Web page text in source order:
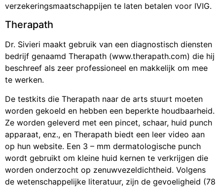
verzekeringsmaatschappijen te laten betalen voor IVIG.
Therapath
Dr. Sivieri maakt gebruik van een diagnostisch diensten
bedrijf genaamd Therapath (www.therapath.com) die hij
beschreef als zeer professioneel en makkelijk om mee
te werken.
De testkits die Therapath naar de arts stuurt moeten
worden gekoeld en hebben een beperkte houdbaarheid.
Ze worden geleverd met een pincet, schaar, huid punch
apparaat, enz., en Therapath biedt een leer video aan
op hun website. Een 3 – mm dermatologische punch
wordt gebruikt om kleine huid kernen te verkrijgen die
worden onderzocht op zenuwvezeldichtheid. Volgens
de wetenschappelijke literatuur, zijn de gevoeligheid (78